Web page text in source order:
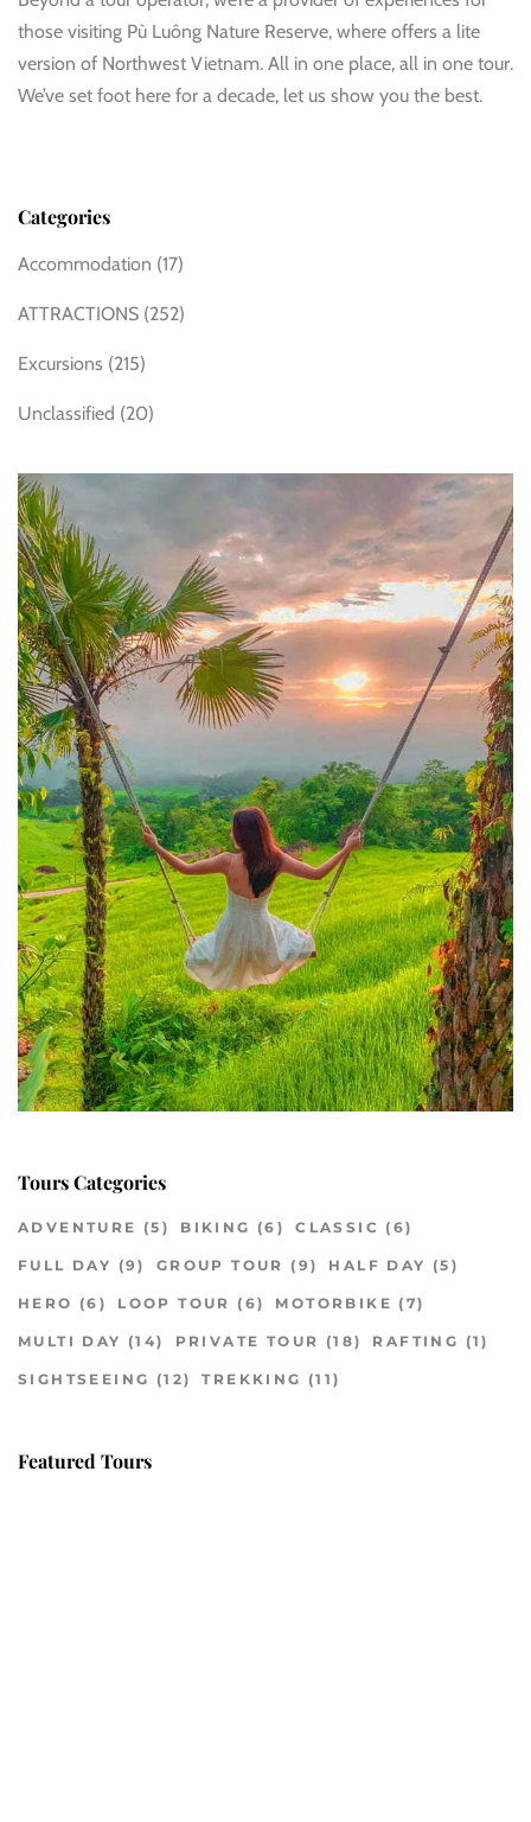
those visiting Pù Luông Nature Reserve, where offers a lite
version of Northwest Vietnam. All in one place, all in one tour.
We’ve set foot here for a decade, let us show you the best.
Categories
Accommodation (17)
ATTRACTIONS (252)
Excursions (215)
Unclassified (20)
Tours Categories
ADVENTURE (5) BIKING (6) CLASSIC (6)
FULL DAY (9) GROUP TOUR (9) HALF DAY (5)
HERO (6) LOOP TOUR (6) MOTORBIKE (7)
MULTI DAY (14) PRIVATE TOUR (18) RAFTING (1)
SIGHTSEEING (12) TREKKING (11)
Featured Tours